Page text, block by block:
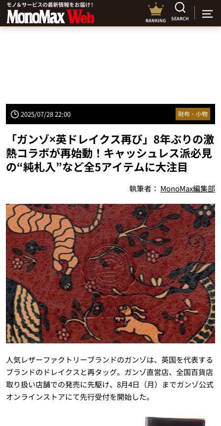
RANKING SEARCH
2025/07/28 22:00 財布・小物
「ガンゾ×英ドレイクス再び」8年ぶりの激
熱コラボが再始動！キャッシュレス派必見
の“純札入”など全5アイテムに大注目
執筆者： MonoMax編集部
人気レザーファクトリーブランドのガンゾは、英国を代表する
ブランドのドレイクスと再タッグ。ガンゾ直営店、全国百貨店
取り扱い店舗での発売に先駆け、8月4日（月）までガンゾ公式
オンラインストアにて先行受付を開始した。